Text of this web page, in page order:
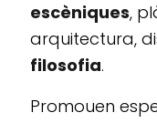
escèniques,
arquitectura,
filosofia.
Promouen